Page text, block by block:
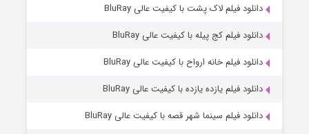
دانلود فیلم لاک پشت با کیفیت عالی BluRay
دانلود فیلم کج‌ پیله با کیفیت عالی BluRay
دانلود فیلم خانه ارواح با کیفیت عالی BluRay
دانلود فیلم یازده یازده با کیفیت عالی BluRay
دانلود فیلم سینما شهر قصه با کیفیت عالی BluRay